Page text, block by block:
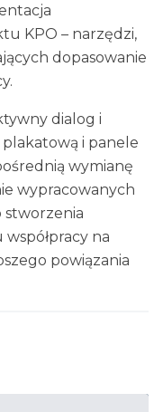
KPO – narzędzi,
dopasowanie
dialog i
i panele
wymianę
wypracowanych
stworzenia
na
powiązania